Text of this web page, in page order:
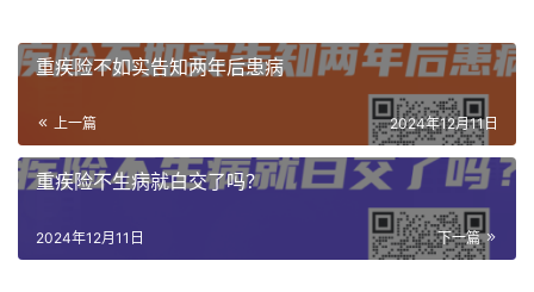
重疾险不如实告知两年后患病
上一篇 2024年12月11日
重疾险不生病就白交了吗？
下一篇
2024年12月11日